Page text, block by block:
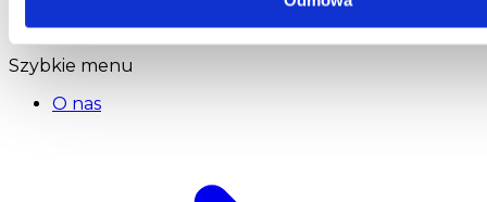
E-mail: serwis@dks.pl
Szybkie menu
O nas